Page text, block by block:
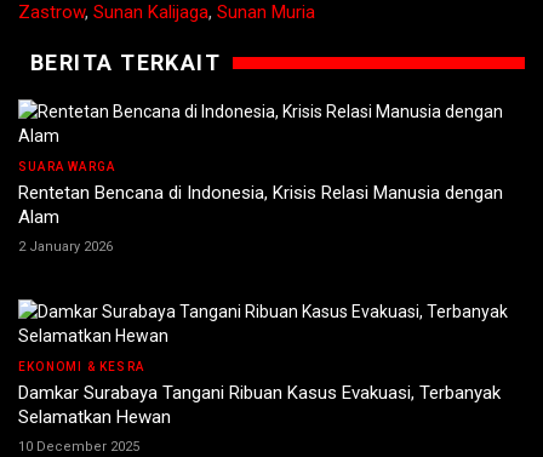
Zastrow, Sunan Kalijaga, Sunan Muria
BERITA TERKAIT
SUARA WARGA
Rentetan Bencana di Indonesia, Krisis Relasi Manusia dengan
Alam
2 January 2026
EKONOMI & KESRA
Damkar Surabaya Tangani Ribuan Kasus Evakuasi, Terbanyak
Selamatkan Hewan
10 December 2025